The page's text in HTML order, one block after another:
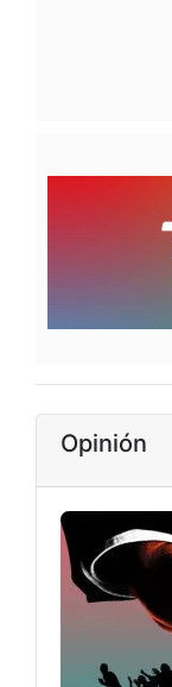
Opinión